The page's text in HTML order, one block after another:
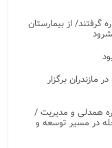
گرفتند/ از بیمارستان
رویدادهای شاخص هنری در نیمه نخست ۱۴۰۵ در مازندران برگزار
همدلی و مدیریت /
در مسیر توسعه و